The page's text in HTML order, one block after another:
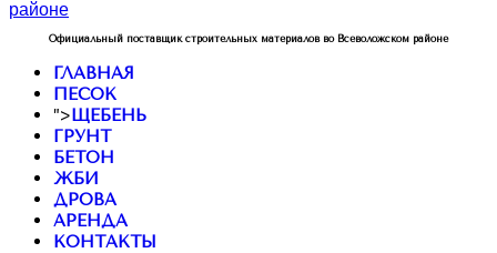
Официальный поставщик строительных материалов во Всеволожском районе
ГЛАВНАЯ
ПЕСОК
">ЩЕБЕНЬ
ГРУНТ
БЕТОН
ЖБИ
ДРОВА
АРЕНДА
КОНТАКТЫ